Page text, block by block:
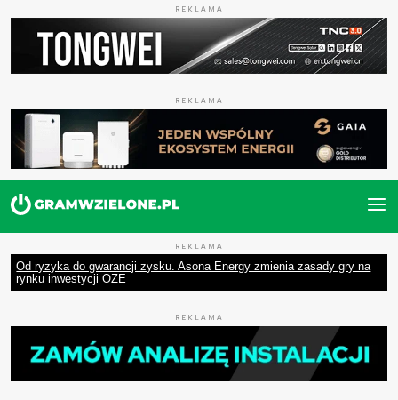
REKLAMA
REKLAMA
REKLAMA
Od ryzyka do gwarancji zysku. Asona Energy zmienia zasady gry na
rynku inwestycji OZE
REKLAMA